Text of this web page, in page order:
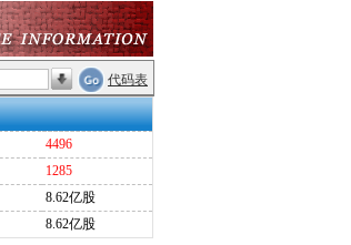
代码表
4496
1285
8.62亿股
8.62亿股